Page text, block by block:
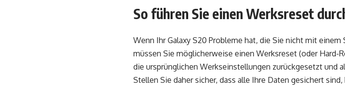
So führen Sie einen Werksreset
Wenn Ihr Galaxy S20 Probleme hat, die Sie nicht mit
müssen Sie möglicherweise einen Werksreset (oder Hard-
die ursprünglichen Werkseinstellungen zurückgesetzt und
Stellen Sie daher sicher, dass alle Ihre Daten gesichert